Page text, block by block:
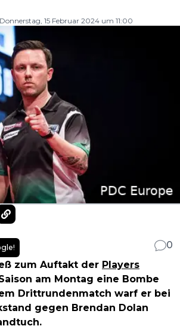
Donnerstag, 15 Februar 2024 um 11:00
0
zum Auftakt der Players
am Montag eine Bombe
Drittrundenmatch warf er bei
gegen Brendan Dolan